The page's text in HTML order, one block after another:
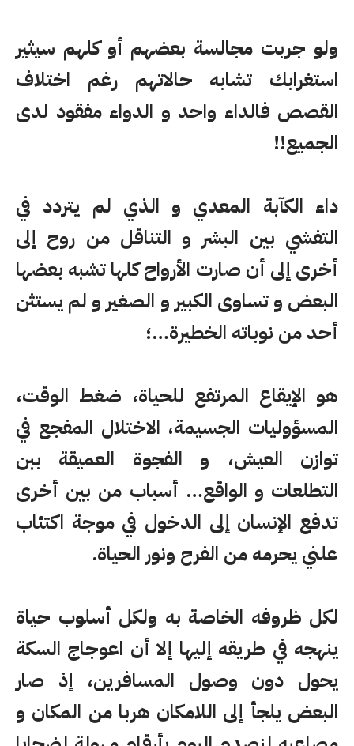
ولو جربت مجالسة بعضهم أو كلهم سيثير
استغرابك تشابه حالاتهم رغم اختلاف
القصص فالداء واحد و الدواء مفقود لدى
الجميع!!
داء الكآبة المعدي و الذي لم يتردد في
التفشي بين البشر و التناقل من روح إلى
أخرى إلى أن صارت الأرواح كلها تشبه بعضها
البعض و تساوى الكبير و الصغير و لم يستثن
أحد من نوباته الخطيرة…؛
هو الإيقاع المرتفع للحياة، ضغط الوقت،
المسؤوليات الجسيمة، الاختلال المفجع في
توازن العيش، و الفجوة العميقة ببن
التطلعات و الواقع… أسباب من بين أخرى
تدفع الإنسان إلى الدخول في موجة اكتئاب
علني يحرمه من الفرح ونور الحياة.
لكل ظروفه الخاصة به ولكل أسلوب حياة
ينهجه في طريقه إليها إلا أن اعوجاج السكة
يحول دون وصول المسافرين، إذ صار
البعض يلجأ إلى اللامكان هربا من المكان و